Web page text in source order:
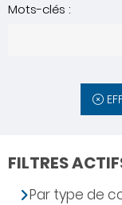
Mots-clés :
FILTRES
Par type de